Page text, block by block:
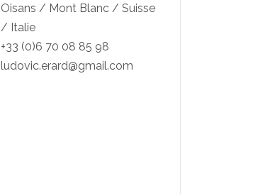
Oisans / Mont Blanc / Suisse
/ Italie
+33 (0)6 70 08 85 98
ludovic.erard@gmail.com